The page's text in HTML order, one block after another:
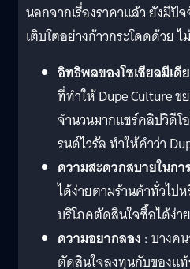
นอกจากเรื่องราคาแล้ว ยังมีปั
เติบโตอย่างก้าวกระโดดด้วย ไ
อิทธิพลของโซเชียลมีเดีย
ที่ทำให้ Dupe Culture ข
จำนวนมากแชร์คลิปวิดีโ
รนด์ไวรัล ทำให้คำว่า
ความสะดวกสบายในกา
ได้ง่ายตามร้านค้าทั่วไป
บริโภคตัดสินใจซื้อได้ง่า
ความอยากลอง : บางค
ตัดสินใจลงทุนกับของแ